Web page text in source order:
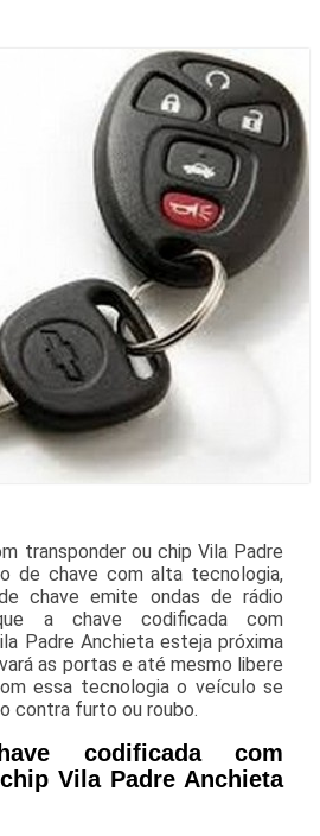
transponder ou chip Vila Padre
de chave com alta tecnologia,
chave emite ondas de rádio
a chave codificada com
Padre Anchieta esteja próxima
as portas e até mesmo libere
essa tecnologia o veículo se
contra furto ou roubo.
codificada com
Vila Padre Anchieta